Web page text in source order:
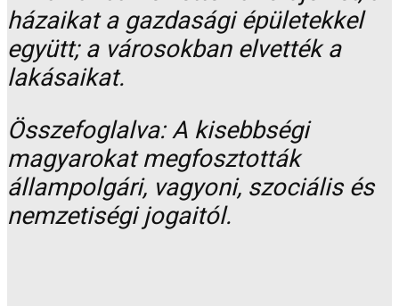
házaikat a gazdasági épületekkel
együtt; a városokban elvették a
lakásaikat.
Összefoglalva: A kisebbségi
magyarokat megfosztották
állampolgári, vagyoni, szociális és
nemzetiségi jogaitól.